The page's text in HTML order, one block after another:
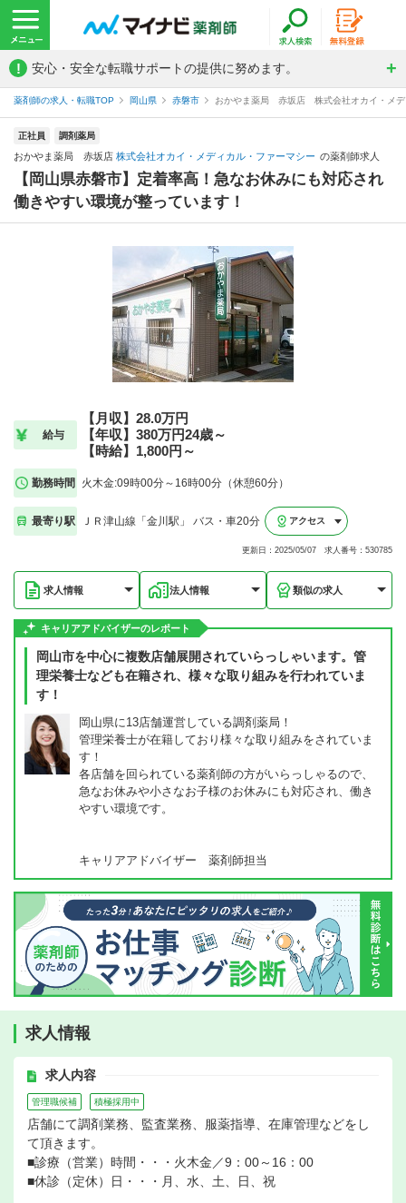
! 安心・安全な転職サポートの提供に努めます。
薬剤師の求人・転職TOP 岡山県 赤磐市 おかやま薬局 赤坂店 株式会社オカイ・メデ
正社員 調剤薬局
おかやま薬局 赤坂店 株式会社オカイ・メディカル・ファーマシー の薬剤師求人
【岡山県赤磐市】定着率高！急なお休みにも対応され
働きやすい環境が整っています！
給与
【月収】28.0万円
【年収】380万円24歳～
【時給】1,800円～
勤務時間 火木金:09時00分～16時00分（休憩60分）
最寄り駅 ＪＲ津山線「金川駅」 バス・車20分 アクセス
更新日：2025/05/07 求人番号：530785
求人情報 法人情報 類似の求人
キャリアアドバイザーのレポート
岡山市を中心に複数店舗展開されていらっしゃいます。管
理栄養士なども在籍され、様々な取り組みを行われていま
す！
岡山県に13店舗運営している調剤薬局！
管理栄養士が在籍しており様々な取り組みをされていま
す！
各店舗を回られている薬剤師の方がいらっしゃるので、
急なお休みや小さなお子様のお休みにも対応され、働き
やすい環境です。
キャリアアドバイザー 薬剤師担当
求人情報
求人内容
管理職候補 積極採用中
店舗にて調剤業務、監査業務、服薬指導、在庫管理などをし
て頂きます。
■診療（営業）時間・・・火木金／9：00～16：00
■休診（定休）日・・・月、水、土、日、祝